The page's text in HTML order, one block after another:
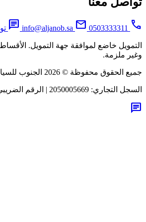
0503333311
mail
info@aljanob.sa
chat
خاضع لموافقة جهة التمويل. الأقساط
ملزمة.
محفوظة © 2026 الجنوب للسيارات
التجاري:2050005669
| الرقم الضريبي: